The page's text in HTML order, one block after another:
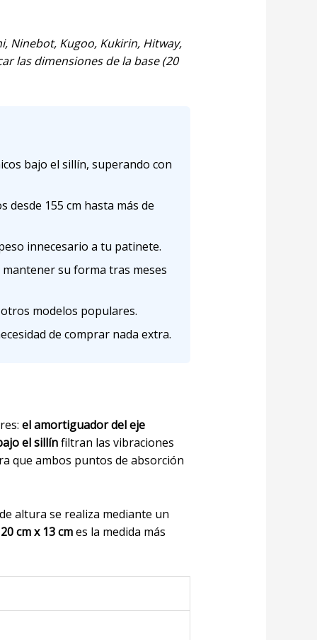
Ninebot, Kugoo, Kukirin, Hitway,
las dimensiones de la base (20
bajo el sillín, superando con
155 cm hasta más de
innecesario a tu patinete.
su forma tras meses
modelos populares.
de comprar nada extra.
el amortiguador del eje
el sillínfiltran las vibraciones
que ambos puntos de absorción
altura se realiza mediante un
20 cm x 13 cmes la medida más